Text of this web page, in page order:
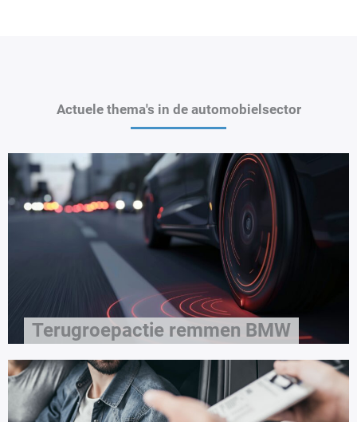
Actuele thema's in de automobielsector
Terugroepactie remmen BMW